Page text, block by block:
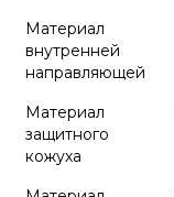
Материал
внутренней
направляющей
Материал
защитного
кожуха